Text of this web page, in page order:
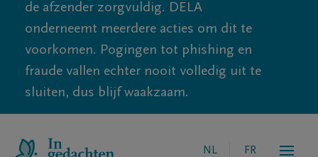
de afzender zorgvuldig. DELA
onderneemt meerdere acties om dit te
voorkomen. Pogingen tot phishing en
fraude vallen echter nooit volledig uit te
sluiten, dus blijf waakzaam.
NL FR